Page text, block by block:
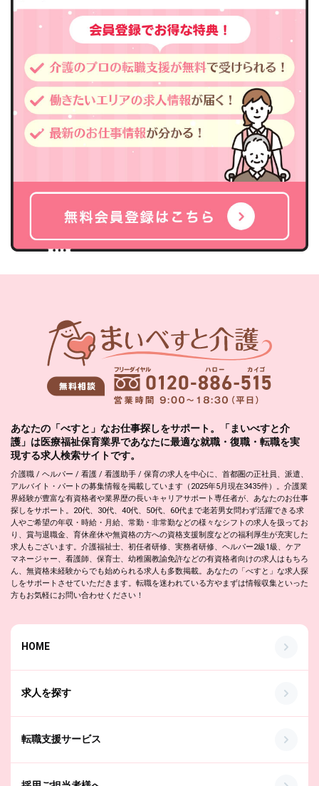
あなたの「べすと」なお仕事探しをサポート。「まいべすと介
護」は医療福祉保育業界であなたに最適な就職・復職・転職を実
現する求人検索サイトです。
介護職 / ヘルパー / 看護 / 看護助手 / 保育の求人を中心に、首都圏の正社員、派遣、
アルバイト・パートの募集情報を掲載しています（2025年5月現在3435件）。介護業
界経験が豊富な有資格者や業界歴の長いキャリアサポート専任者が、あなたのお仕事
探しをサポート。20代、30代、40代、50代、60代まで老若男女問わず活躍できる求
人やご希望の年収・時給・月給、常勤・非常勤などの様々なシフトの求人を扱ってお
り、賞与退職金、育休産休や無資格の方への資格支援制度などの福利厚生が充実した
求人もございます。介護福祉士、初任者研修、実務者研修、ヘルパー2級1級、ケア
マネージャー、看護師、保育士、幼稚園教諭免許などの有資格者向けの求人はもちろ
ん、無資格未経験からでも始められる求人も多数掲載。あなたの「べすと」な求人探
しをサポートさせていただきます。転職を迷われている方やまずは情報収集といった
方もお気軽にお問い合わせください！
HOME
求人を探す
転職支援サービス